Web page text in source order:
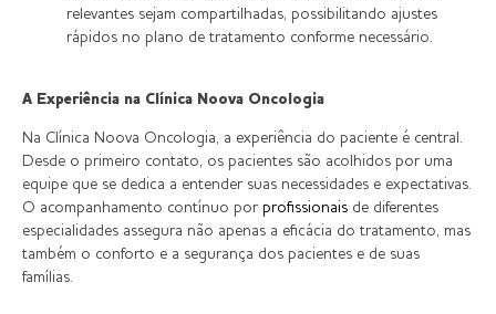
relevantes sejam compartilhadas, possibilitando ajustes
rápidos no plano de tratamento conforme necessário.
A Experiência na Clínica Noova Oncologia
Na Clínica Noova Oncologia, a experiência do paciente é central.
Desde o primeiro contato, os pacientes são acolhidos por uma
equipe que se dedica a entender suas necessidades e expectativas.
O acompanhamento contínuo por profissionais de diferentes
especialidades assegura não apenas a eficácia do tratamento, mas
também o conforto e a segurança dos pacientes e de suas
famílias.